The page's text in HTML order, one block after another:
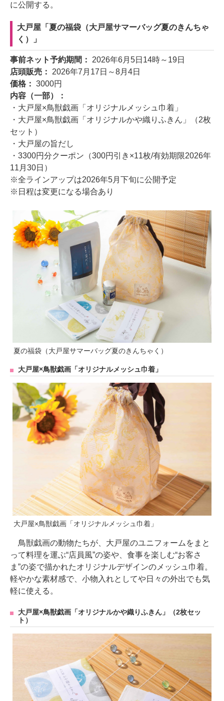
に公開する。
大戸屋「夏の福袋（大戸屋サマーバッグ夏のきんちゃ
く）」
事前ネット予約期間： 2026年6月5日14時～19日
店頭販売： 2026年7月17日～8月4日
価格： 3000円
内容（一部）：
・大戸屋×鳥獣戯画「オリジナルメッシュ巾着」
・大戸屋×鳥獣戯画「オリジナルかや織りふきん」（2枚
セット）
・大戸屋の旨だし
・3300円分クーポン（300円引き×11枚/有効期限2026年
11月30日）
※全ラインアップは2026年5月下旬に公開予定
※日程は変更になる場合あり
夏の福袋（大戸屋サマーバッグ夏のきんちゃく）
大戸屋×鳥獣戯画「オリジナルメッシュ巾着」
大戸屋×鳥獣戯画「オリジナルメッシュ巾着」
鳥獣戯画の動物たちが、大戸屋のユニフォームをまと
って料理を運ぶ“店員風”の姿や、食事を楽しむ“お客さ
ま”の姿で描かれたオリジナルデザインのメッシュ巾着。
軽やかな素材感で、小物入れとしてや日々の外出でも気
軽に使える。
大戸屋×鳥獣戯画「オリジナルかや織りふきん」（2枚セッ
ト）